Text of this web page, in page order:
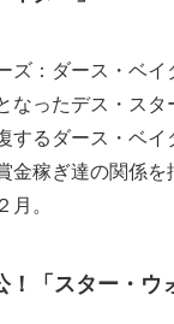
：ダース・ベイ
なったデス・スタ
するダース・ベ
金稼ぎ達の関係を
月。
！「スター・ウ